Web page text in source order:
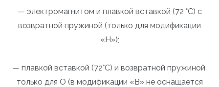
— электромагнитом и плавкой вставкой (72 °С) с
возвратной пружиной (только для модификации
«Н»);
— плавкой вставкой (72°С) и возвратной пружиной,
только для О (в модификации «В» не оснащается